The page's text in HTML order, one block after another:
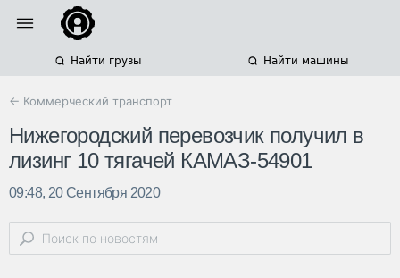
Найти грузы Найти машины
← Коммерческий транспорт
Нижегородский перевозчик получил в
лизинг 10 тягачей КАМАЗ-54901
09:48, 20 Сентября 2020